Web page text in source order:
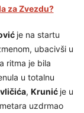
za Zvezdu?
je na startu
ubacivši u
ritma je bila
u totalnu
, Krunić je u
uzdrmao